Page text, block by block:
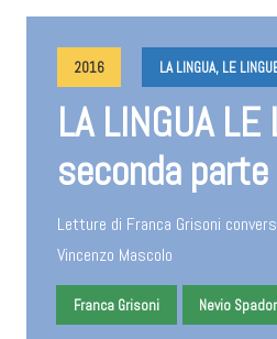
2016 LA LINGUA, LE
LA LINGUA LE
seconda parte
Letture di Franca Grisoni
Vincenzo Mascolo
Franca Grisoni Nevio